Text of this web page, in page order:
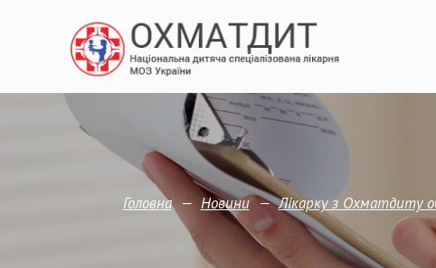
Головна — Новини — Лікарку з Охматдиту